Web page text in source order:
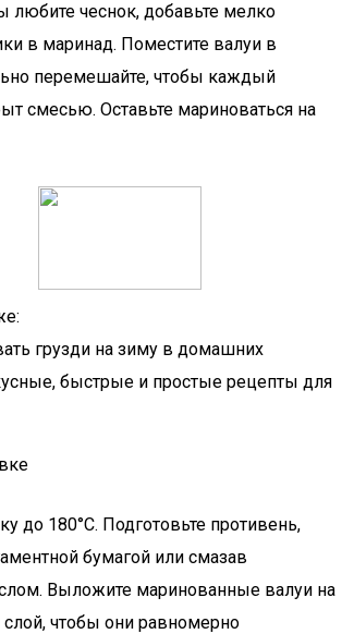
любите чеснок, добавьте мелко
в маринад. Поместите валуи в
перемешайте, чтобы каждый
смесью. Оставьте мариноваться на
грузди на зиму в домашних
быстрые и простые рецепты для
до 180°C. Подготовьте противень,
бумагой или смазав
Выложите маринованные валуи на
чтобы они равномерно